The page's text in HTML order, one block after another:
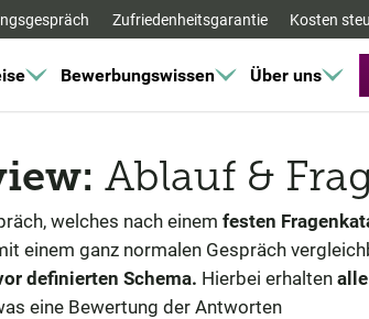
Zufriedenheitsgarantie Kosten
Bewerbungswissen Über uns
Ablauf &
welches nach einem festen
einem ganz normalen Gespräch
definierten Schema. Hierbei erhalten
eine Bewertung der Antworten